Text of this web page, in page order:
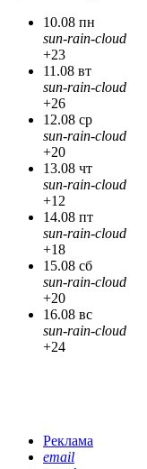
10.08 пн
sun-rain-cloud
+23
11.08 вт
sun-rain-cloud
+26
12.08 ср
sun-rain-cloud
+20
13.08 чт
sun-rain-cloud
+12
14.08 пт
sun-rain-cloud
+18
15.08 сб
sun-rain-cloud
+20
16.08 вс
sun-rain-cloud
+24
Реклама
email